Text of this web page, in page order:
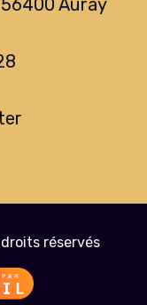
56400 Auray
réservés